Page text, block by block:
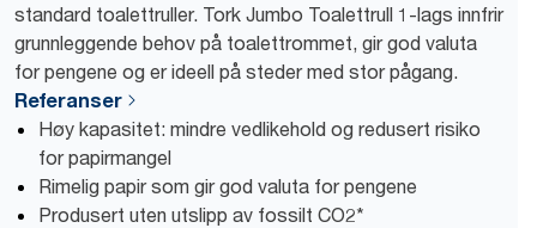
standard toalettruller. Tork Jumbo Toalettrull 1-lags innfrir
grunnleggende behov på toalettrommet, gir god valuta
for pengene og er ideell på steder med stor pågang.
Referanser
Høy kapasitet: mindre vedlikehold og redusert risiko
for papirmangel
Rimelig papir som gir god valuta for pengene
Produsert uten utslipp av fossilt CO2*